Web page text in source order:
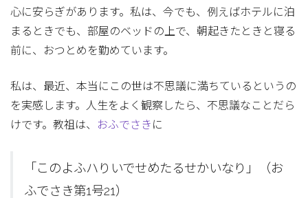
心に安らぎがあります。私は、今でも、例えばホテルに泊
まるときでも、部屋のベッドの上で、朝起きたときと寝る
前に、おつとめを勤めています。
私は、最近、本当にこの世は不思議に満ちているというの
を実感します。人生をよく観察したら、不思議なことだら
けです。教祖は、
おふでさき に
「このよふハりいでせめたるせかいなり」（お
ふでさき第1号21）